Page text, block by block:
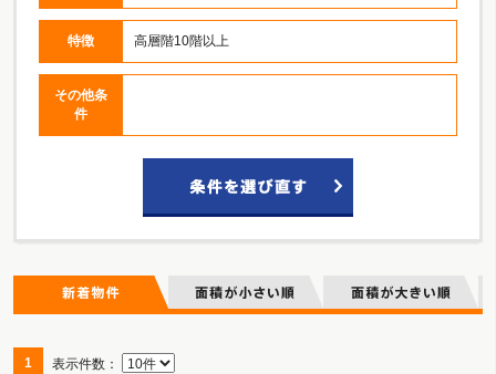
特徴 高層階10階以上
その他条
件
1 表示件数：